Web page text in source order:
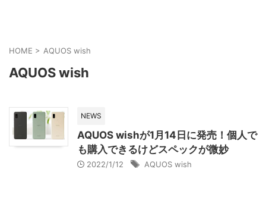
HOME > AQUOS wish
AQUOS wish
NEWS
AQUOS wishが1月14日に発売！個人で
も購入できるけどスペックが微妙
2022/1/12 AQUOS wish